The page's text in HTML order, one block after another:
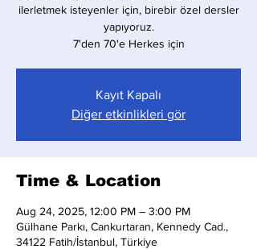
ilerletmek isteyenler için, birebir özel dersler
yapıyoruz.
7'den 70'e Herkes için
Kayıt Kapalı
Diğer etkinlikleri gör
Time & Location
Aug 24, 2025, 12:00 PM – 3:00 PM
Gülhane Parkı, Cankurtaran, Kennedy Cad.,
34122 Fatih/İstanbul, Türkiye